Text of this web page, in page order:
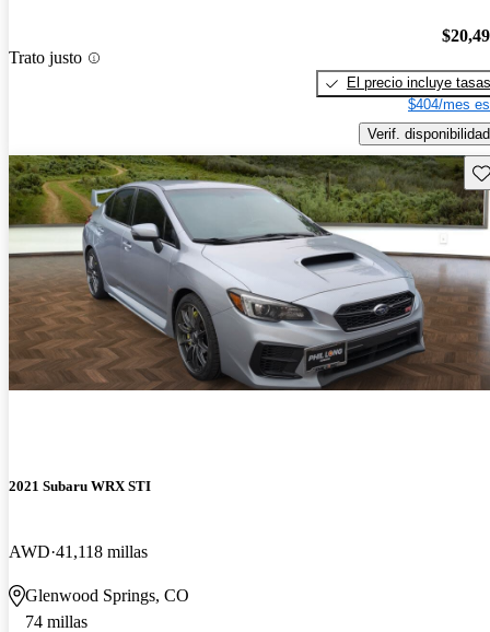
Trato justo
El precio incluye tasas
$404/mes
Verif. disponibilidad
2021 Subaru WRX STI
AWD 41,118 millas
Glenwood Springs, CO
74 millas